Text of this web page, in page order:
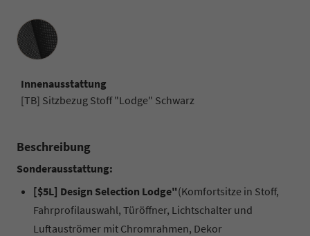
Innenausstattung
Innenausstattung
[TB] Sitzbezug Stoff "Lodge" Schwarz
Beschreibung
Sonderausstattung:
[$5L] Design Selection Lodge"(Komfortsitze in Stoff,
Fahrprofilauswahl, Türöffner, Lichtschalter und
Luftauströmer mit Chromrahmen, Dekor